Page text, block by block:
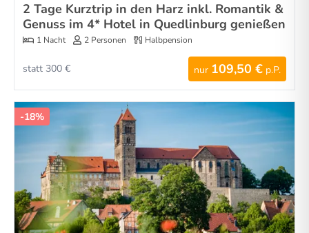
2 Tage Kurztrip in den Harz inkl. Romantik &
Genuss im 4* Hotel in Quedlinburg genießen
1 Nacht 2 Personen Halbpension
nur 109,50 € p.P.
statt 300 €
-18%